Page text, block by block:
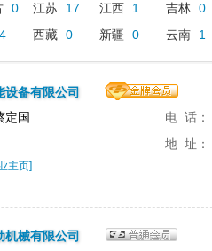
0 江苏 17 江西 1 吉林 0
4 西藏 0 新疆 0 云南 1
设备有限公司
定国
电 话：
地 址：
主页]
机械有限公司